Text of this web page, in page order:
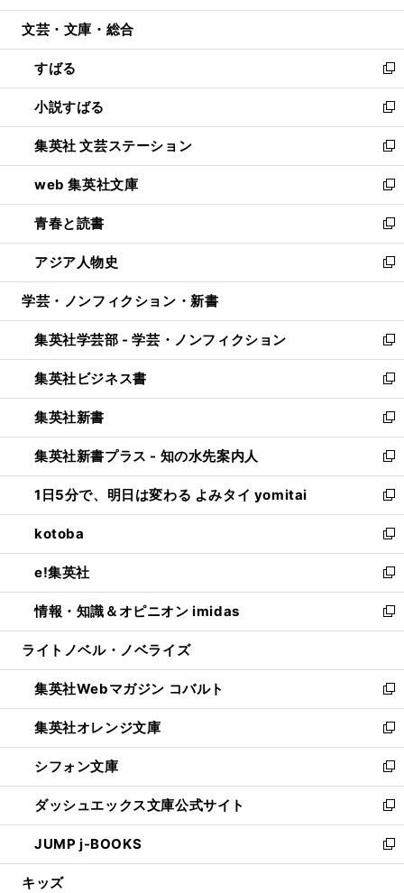
開
ウ
開
く
ン
ウ
で
開
く
ウ
ン
ド
ウ
で
開
く
文芸・文庫・総合
すばる
新
し
い
ウ
ィ
ン
ド
ウ
で
開
く
小説すばる
新
し
い
ウ
ィ
ン
ド
ウ
で
開
集英社 文芸ステーション
新
し
い
ウ
ィ
ン
ド
ウ
開
く
web 集英社文庫
新
し
い
ウ
ィ
ン
ウ
で
開
く
青春と読書
新
し
い
ウ
ン
ド
ウ
で
開
く
アジア人物史
新
し
ウ
ィ
ン
ド
ウ
で
開
く
学芸・ノンフィクション・新書
集英社学芸部 - 学芸・ノンフィクション
新
し
い
ウ
ィ
ン
ド
ウ
で
開
く
集英社ビジネス書
新
し
い
ウ
ィ
ン
ド
ウ
で
開
く
集英社新書
新
し
い
ウ
ィ
ン
ド
ウ
で
開
く
集英社新書プラス - 知の水先案内人
新
し
い
ウ
ィ
ン
ド
ウ
で
開
1日5分で、明日は変わる よみタイ yomitai
新
し
い
ウ
ィ
ン
ド
ウ
開
く
kotoba
新
し
い
ウ
ィ
ン
ウ
で
開
く
e!集英社
新
し
い
ウ
ン
ド
ウ
で
開
く
情報・知識＆オピニオン imidas
新
し
ウ
ィ
ン
ド
ウ
で
開
く
ライトノベル・ノベライズ
集英社Webマガジン コバルト
新
し
い
ウ
ィ
ン
ド
ウ
で
開
集英社オレンジ文庫
新
し
い
ウ
ィ
ン
ド
ウ
シフォン文庫
新
し
い
ウ
ィ
ン
ダッシュエックス文庫公式サイト
新
し
い
ウ
JUMP j-BOOKS
新
し
キッズ